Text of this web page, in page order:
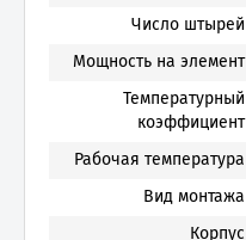
Число штырей
Мощность на элемент
Температурный
коэффициент
Рабочая температура
Вид монтажа
Корпус